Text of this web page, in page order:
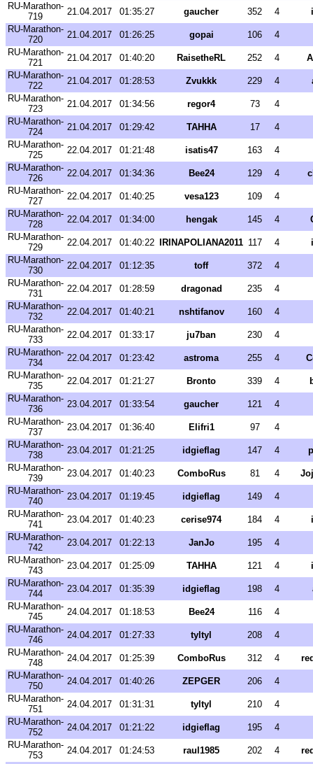
RU-Marathon-
719
21.04.2017 01:35:27 gaucher 352 4
RU-Marathon-
720
21.04.2017 01:26:25 gopai 106
4
RU-Marathon-
721
21.04.2017 01:40:20 RaisetheRL 252 4
RU-Marathon-
722
21.04.2017 01:28:53 Zvukkk 229 4
RU-Marathon-
723
21.04.2017 01:34:56 regor4 73
4
RU-Marathon-
724
21.04.2017 01:29:42 TAHHA 17
4
RU-Marathon-
725
22.04.2017 01:21:48 isatis47 163
4
RU-Marathon-
726
22.04.2017 01:34:36 Bee24 129 4
RU-Marathon-
727
22.04.2017 01:40:25 vesa123 109
4
RU-Marathon-
728
22.04.2017 01:34:00 hengak 145 4
RU-Marathon-
729
22.04.2017 01:40:22 IRINAPOLIANA2011 117 4
RU-Marathon-
730
22.04.2017 01:12:35 toff 372
4
RU-Marathon-
731
22.04.2017 01:28:59 dragonad 235
4
RU-Marathon-
732
22.04.2017 01:40:21 nshtifanov 160
4
RU-Marathon-
733
22.04.2017 01:33:17 ju7ban 230
4
RU-Marathon-
734
22.04.2017 01:23:42 astroma 255 4
RU-Marathon-
735
22.04.2017 01:21:27 Bronto 339 4
RU-Marathon-
736
23.04.2017 01:33:54 gaucher 121
4
RU-Marathon-
737
23.04.2017 01:36:40 Elifri1 97
4
RU-Marathon-
738
23.04.2017 01:21:25 idgieflag 147 4
RU-Marathon-
739
23.04.2017 01:40:23 ComboRus 81 4
RU-Marathon-
740
23.04.2017 01:19:45 idgieflag 149
4
RU-Marathon-
741
23.04.2017 01:40:23 cerise974 184 4
RU-Marathon-
742
23.04.2017 01:22:13 JanJo 195
4
RU-Marathon-
743
23.04.2017 01:25:09 TAHHA 121 4
RU-Marathon-
744
23.04.2017 01:35:39 idgieflag 198 4
RU-Marathon-
745
24.04.2017 01:18:53 Bee24 116
4
RU-Marathon-
746
24.04.2017 01:27:33 tyltyl 208
4
RU-Marathon-
748
24.04.2017 01:25:39 ComboRus 312 4
RU-Marathon-
750
24.04.2017 01:40:26 ZEPGER 206
4
RU-Marathon-
751
24.04.2017 01:31:31 tyltyl 210
4
RU-Marathon-
752
24.04.2017 01:21:22 idgieflag 195
4
RU-Marathon-
753
24.04.2017 01:24:53 raul1985 202 4